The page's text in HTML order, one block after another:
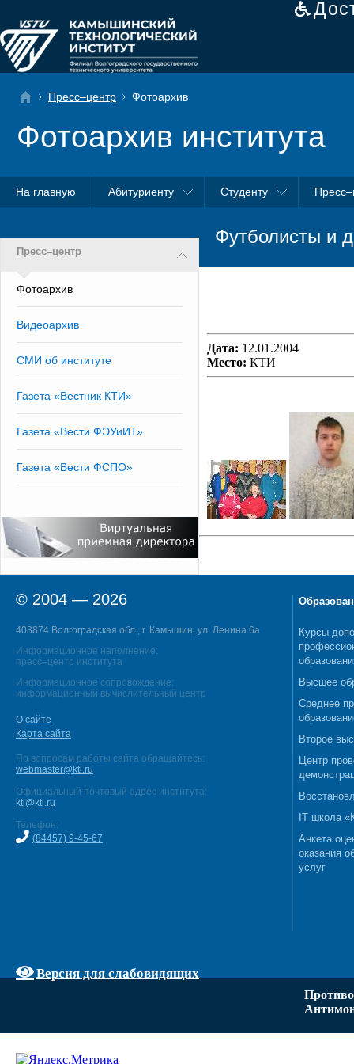
Пресс–центр Фотоархив
Фотоархив института
На главную Абитуриенту Студенту
Пресс–центр
Фотоархив
Видеоархив
СМИ об институте
Газета «Вестник КТИ»
Газета «Вести ФЭУиИТ»
Газета «Вести ФСПО»
Футболисты и
Дата: 12.01.2004
Место: КТИ
© 2004 — 2026
403874 Волгоградская обл., г. Камышин, ул. Ленина 6а
Информационное наполнение:
пресс–центр института
Информационное сопровождение:
информационный вычислительный центр
О сайте
Карта сайта
По вопросам работы сайта обращайтесь:
webmaster@kti.ru
Официальный почтовый адрес института:
kti@kti.ru
Телефон:
(84457) 9-45-67
Версия для слабовидящих
Курсы
Высшее
Среднее
Второе
Центр
IT школа
Анкета
оказания
услуг